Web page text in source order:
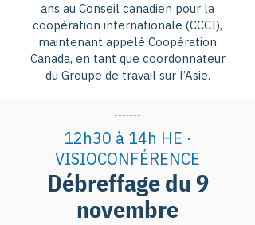
ans au Conseil canadien pour la
coopération internationale (CCCI),
maintenant appelé Coopération
Canada, en tant que coordonnateur
du Groupe de travail sur l’Asie.
12h30 à 14h HE ·
VISIOCONFÉRENCE
Débreffage du 9
novembre